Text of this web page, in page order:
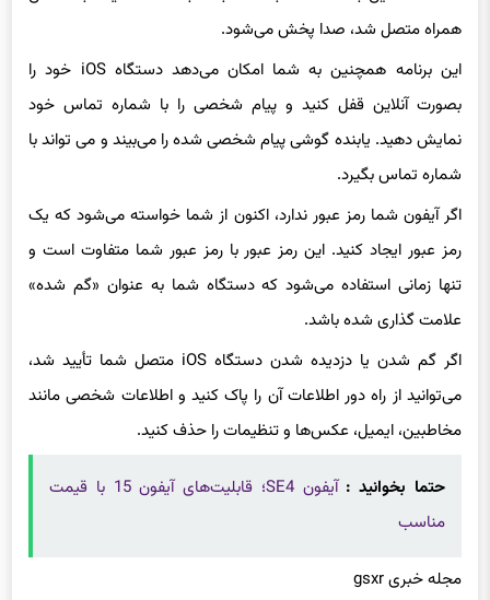
همراه متصل شد، صدا پخش می‌شود.
این برنامه همچنین به شما امکان می‌دهد دستگاه iOS خود را
بصورت آنلاین قفل کنید و پیام شخصی را با شماره تماس خود
نمایش دهید. یابنده گوشی پیام شخصی شده را می‌بیند و می تواند با
شماره تماس بگیرد.
اگر آیفون شما رمز عبور ندارد، اکنون از شما خواسته می‌شود که یک
رمز عبور ایجاد کنید. این رمز عبور با رمز عبور شما متفاوت است و
تنها زمانی استفاده می‌شود که دستگاه شما به عنوان «گم شده»
علامت گذاری شده باشد.
اگر گم شدن یا دزدیده شدن دستگاه iOS متصل شما تأیید شد،
می‌توانید از راه دور اطلاعات آن را پاک کنید و اطلاعات شخصی مانند
مخاطبین، ایمیل، عکس‌ها و تنظیمات را حذف کنید.
حتما بخوانید :
آیفون SE4؛ قابلیت‌های آیفون 15 با قیمت
مناسب
مجله خبری gsxr